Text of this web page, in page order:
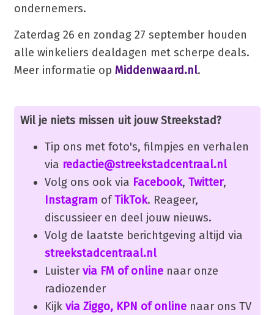
ondernemers.
Zaterdag 26 en zondag 27 september houden
alle winkeliers dealdagen met scherpe deals.
Meer informatie op Middenwaard.nl.
Wil je niets missen uit jouw Streekstad?
Tip ons met foto's, filmpjes en verhalen
via redactie@streekstadcentraal.nl
Volg ons ook via Facebook, Twitter,
Instagram ofTikTok. Reageer,
discussieer en deel jouw nieuws.
Volg de laatste berichtgeving altijd via
streekstadcentraal.nl
Luister via FM of onlinenaar onze
radiozender
Kijk via Ziggo, KPN of onlinenaar ons TV